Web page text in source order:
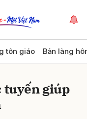
tôn giáo Bản làng
giúp